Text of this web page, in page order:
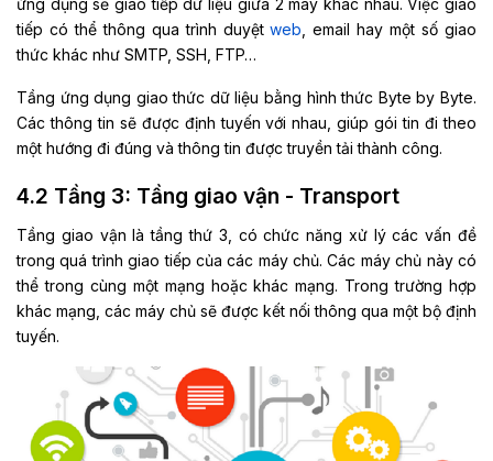
ứng dụng sẽ giao tiếp dữ liệu giữa 2 máy khác nhau. Việc giao
tiếp có thể thông qua trình duyệtweb , email hay một số giao
thức khác như SMTP, SSH, FTP…
Tầng ứng dụng giao thức dữ liệu bằng hình thức Byte by Byte.
Các thông tin sẽ được định tuyến với nhau, giúp gói tin đi theo
một hướng đi đúng và thông tin được truyền tải thành công.
4.2 Tầng 3: Tầng giao vận - Transport
Tầng giao vận là tầng thứ 3, có chức năng xử lý các vấn đề
trong quá trình giao tiếp của các máy chủ. Các máy chủ này có
thể trong cùng một mạng hoặc khác mạng. Trong trường hợp
khác mạng, các máy chủ sẽ được kết nối thông qua một bộ định
tuyến.